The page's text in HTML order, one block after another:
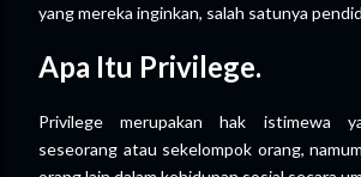
yang mereka inginkan, salah satunya
Apa Itu Privilege.
Privilege merupakan hak istimewa
seseorang atau sekelompok orang,